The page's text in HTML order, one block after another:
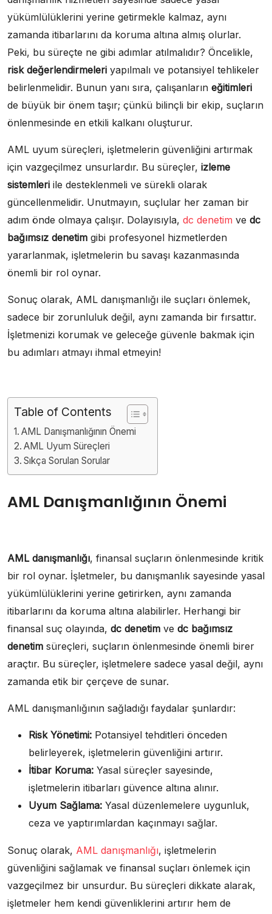
yükümlülüklerini yerine getirmekle kalmaz, aynı
zamanda itibarlarını da koruma altına almış olurlar.
Peki, bu süreçte ne gibi adımlar atılmalıdır? Öncelikle,
risk değerlendirmeleri yapılmalı ve potansiyel tehlikeler
belirlenmelidir. Bunun yanı sıra, çalışanların eğitimleri
de büyük bir önem taşır; çünkü bilinçli bir ekip, suçların
önlenmesinde en etkili kalkanı oluşturur.
AML uyum süreçleri, işletmelerin güvenliğini artırmak
için vazgeçilmez unsurlardır. Bu süreçler, izleme
sistemleri ile desteklenmeli ve sürekli olarak
güncellenmelidir. Unutmayın, suçlular her zaman bir
adım önde olmaya çalışır. Dolayısıyla, dc denetim ve dc
bağımsız denetim gibi profesyonel hizmetlerden
yararlanmak, işletmelerin bu savaşı kazanmasında
önemli bir rol oynar.
Sonuç olarak, AML danışmanlığı ile suçları önlemek,
sadece bir zorunluluk değil, aynı zamanda bir fırsattır.
İşletmenizi korumak ve geleceğe güvenle bakmak için
bu adımları atmayı ihmal etmeyin!
Table of Contents
AML Danışmanlığının Önemi
AML Uyum Süreçleri
Sıkça Sorulan Sorular
AML Danışmanlığının Önemi
AML danışmanlığı, finansal suçların önlenmesinde kritik
bir rol oynar. İşletmeler, bu danışmanlık sayesinde yasal
yükümlülüklerini yerine getirirken, aynı zamanda
itibarlarını da koruma altına alabilirler. Herhangi bir
finansal suç olayında, dc denetim ve dc bağımsız
denetim süreçleri, suçların önlenmesinde önemli birer
araçtır. Bu süreçler, işletmelere sadece yasal değil, aynı
zamanda etik bir çerçeve de sunar.
AML danışmanlığının sağladığı faydalar şunlardır:
Risk Yönetimi: Potansiyel tehditleri önceden
belirleyerek, işletmelerin güvenliğini artırır.
İtibar Koruma: Yasal süreçler sayesinde,
işletmelerin itibarları güvence altına alınır.
Uyum Sağlama: Yasal düzenlemelere uygunluk,
ceza ve yaptırımlardan kaçınmayı sağlar.
Sonuç olarak, AML danışmanlığı, işletmelerin
güvenliğini sağlamak ve finansal suçları önlemek için
vazgeçilmez bir unsurdur. Bu süreçleri dikkate alarak,
işletmeler hem kendi güvenliklerini artırır hem de